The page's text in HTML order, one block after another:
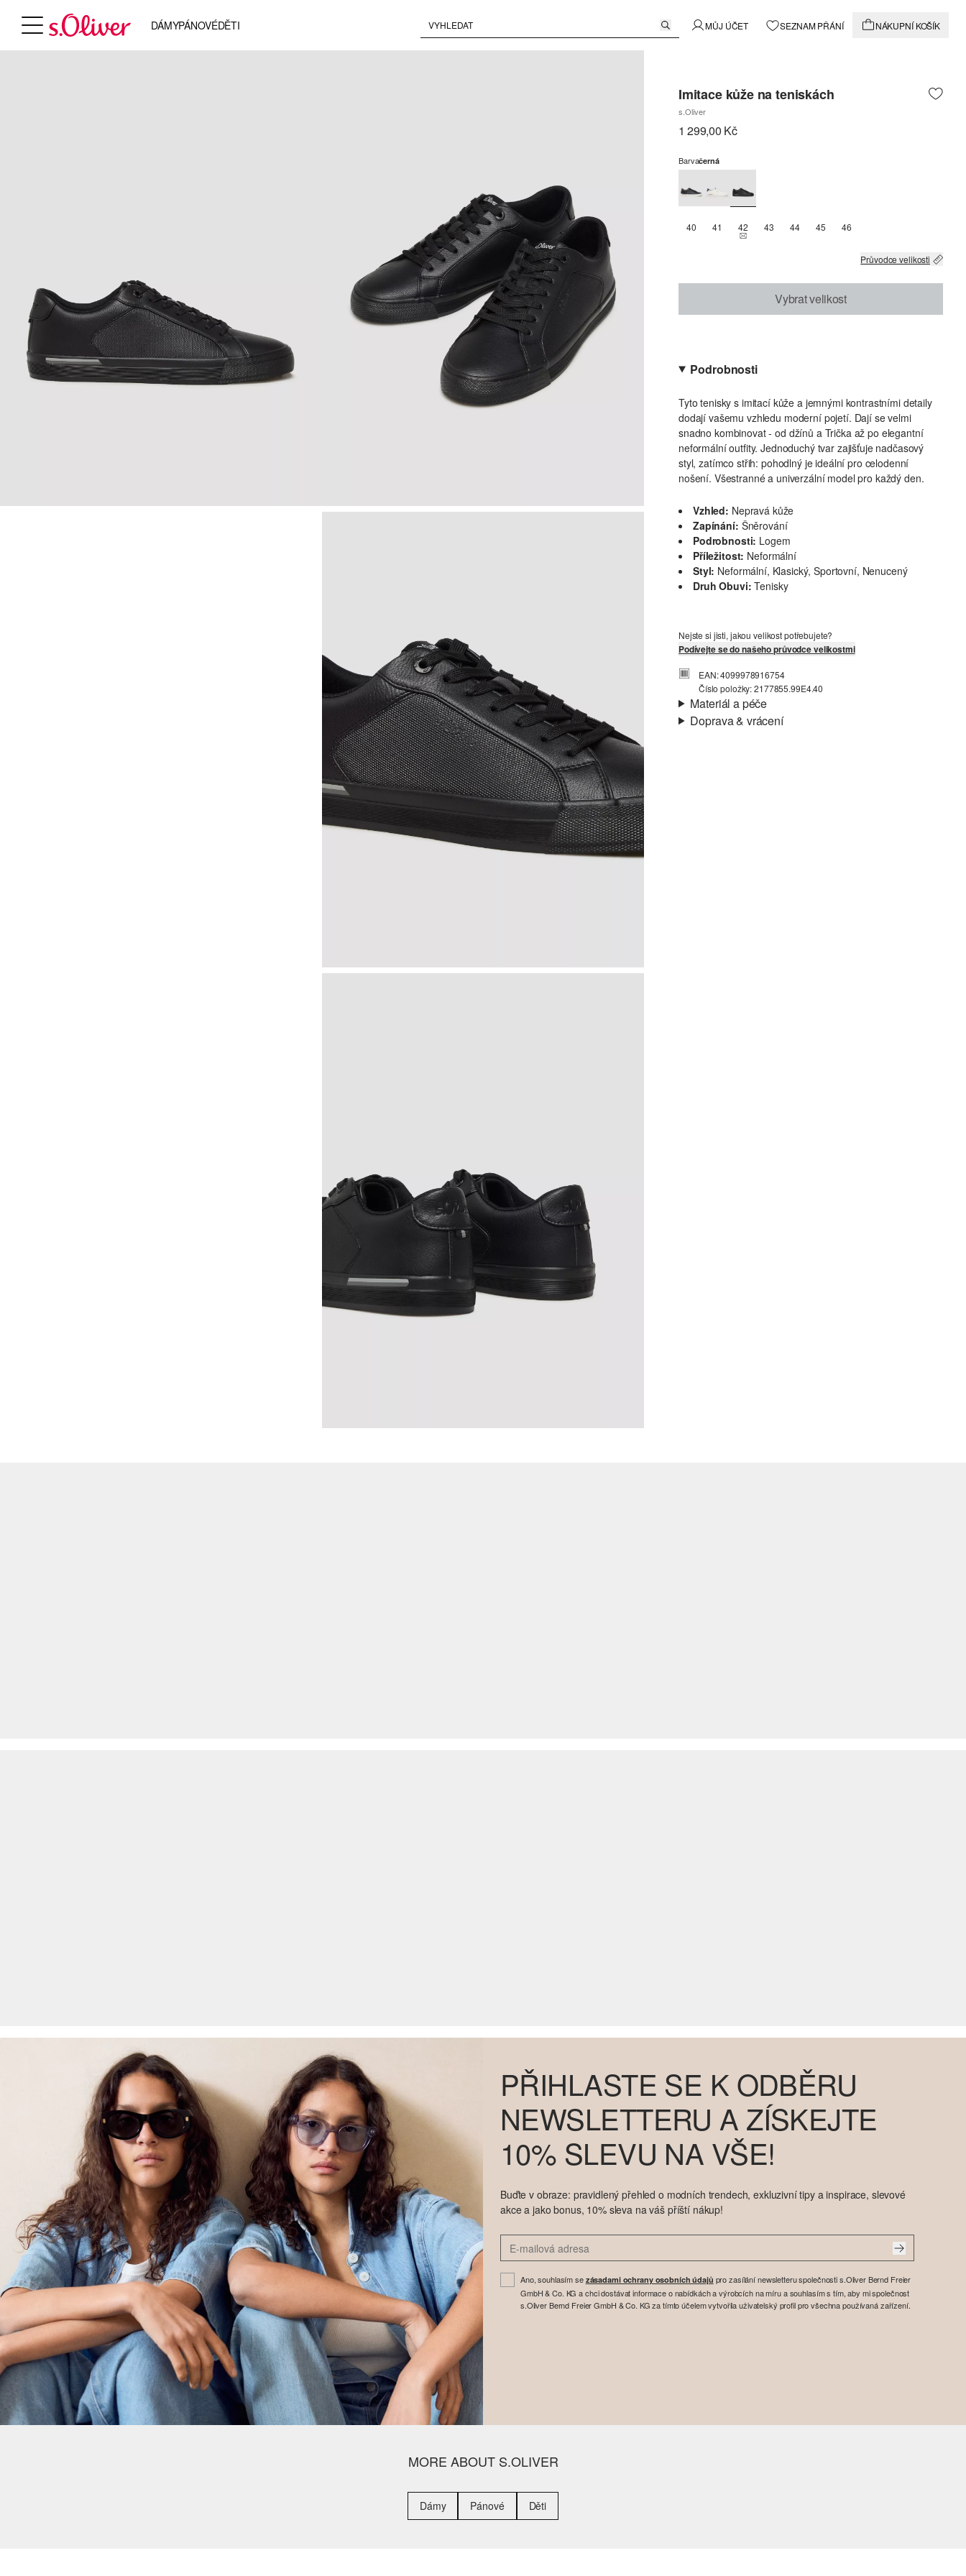
DÁMYPÁNOVÉDĚTI MŮJ ÚČET SEZNAM PŘÁNÍ NÁKUPNÍ KOŠÍK
Imitace kůže na teniskách
s.Oliver
1 299,00 Kč
Barvačerná
40 41 42THIS SIZE IS CURRENTLY OUT OF STOCK
43 44 45 46
Průvodce velikosti
Vybrat velikost
Podrobnosti
Tyto tenisky s imitací kůže a jemnými kontrastními detaily
dodají vašemu vzhledu moderní pojetí. Dají se velmi
snadno kombinovat - od džínů a Trička až po elegantní
neformální outfity. Jednoduchý tvar zajišťuje nadčasový
styl, zatímco střih: pohodlný je ideální pro celodenní
nošení. Všestranné a univerzální model pro každý den.
Vzhled: Nepravá kůže
Zapínání: Šněrování
Podrobnosti: Logem
Příležitost: Neformální
Styl: Neformální, Klasický, Sportovní, Nenucený
Druh Obuvi: Tenisky
Nejste si jisti, jakou velikost potřebujete?
Podívejte se do našeho průvodce velikostmi
EAN: 4099978916754
Číslo položky: 2177855.99E4.40
Materiál a péče
Doprava & vrácení
PŘIHLASTE SE K ODBĚRU
NEWSLETTERU A ZÍSKEJTE
10% SLEVU NA VŠE!
Buďte v obraze: pravidlený přehled o modních trendech, exkluzivní tipy a inspirace, slevové
akce a jako bonus, 10% sleva na váš příští nákup!
Ano, souhlasím se zásadami ochrany osobních údajů pro zasílání newsletteru společnosti s.Oliver Bernd Freier
GmbH & Co. KG a chci dostávat informace o nabídkách a výrobcích na míru a souhlasím s tím, aby mi společnost
s.Oliver Bernd Freier GmbH & Co. KG za tímto účelem vytvořila uživatelský profil pro všechna používaná zařízení.
MORE ABOUT S.OLIVER
Dámy Pánové Děti